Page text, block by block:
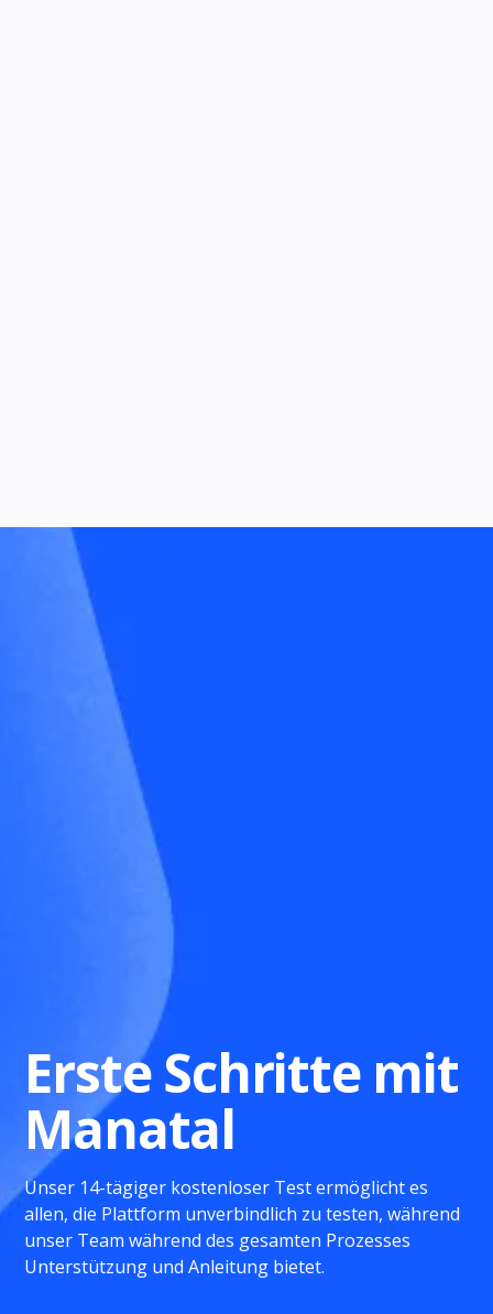
Erste Schritte mit
Manatal
Unser 14-tägiger kostenloser Test ermöglicht es
allen, die Plattform unverbindlich zu testen, während
unser Team während des gesamten Prozesses
Unterstützung und Anleitung bietet.